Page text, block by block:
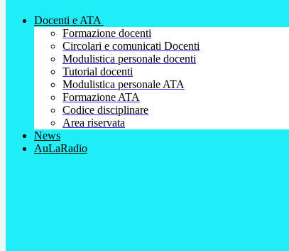
Docenti e ATA
Formazione docenti
Circolari e comunicati Docenti
Modulistica personale docenti
Tutorial docenti
Modulistica personale ATA
Formazione ATA
Codice disciplinare
Area riservata
News
AuLaRadio